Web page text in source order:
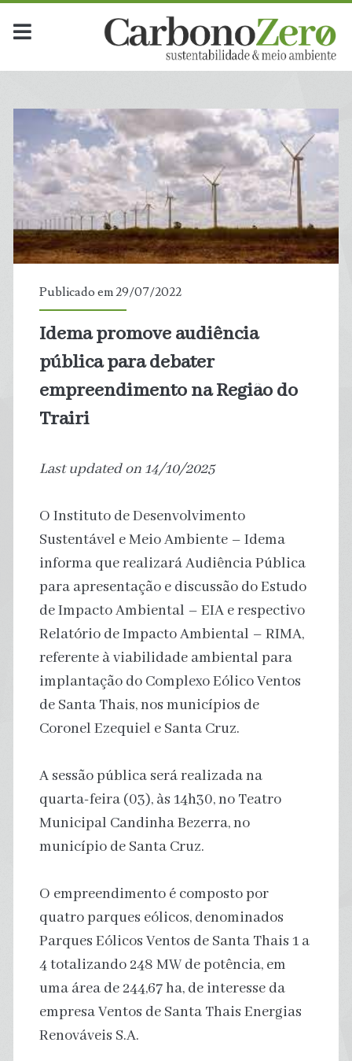
Publicado em 29/07/2022
Idema promove audiência
pública para debater
empreendimento na Região do
Trairi
Last updated on 14/10/2025
O Instituto de Desenvolvimento
Sustentável e Meio Ambiente – Idema
informa que realizará Audiência Pública
para apresentação e discussão do Estudo
de Impacto Ambiental – EIA e respectivo
Relatório de Impacto Ambiental – RIMA,
referente à viabilidade ambiental para
implantação do Complexo Eólico Ventos
de Santa Thais, nos municípios de
Coronel Ezequiel e Santa Cruz.
A sessão pública será realizada na
quarta-feira (03), às 14h30, no Teatro
Municipal Candinha Bezerra, no
município de Santa Cruz.
O empreendimento é composto por
quatro parques eólicos, denominados
Parques Eólicos Ventos de Santa Thais 1 a
4 totalizando 248 MW de potência, em
uma área de 244,67 ha, de interesse da
empresa Ventos de Santa Thais Energias
Renováveis S.A.